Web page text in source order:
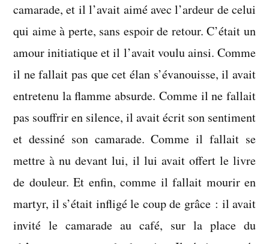
camarade, et il l’avait aimé avec l’ardeur de celui
qui aime à perte, sans espoir de retour. C’était un
amour initiatique et il l’avait voulu ainsi. Comme
il ne fallait pas que cet élan s’évanouisse, il avait
entretenu la flamme absurde. Comme il ne fallait
pas souffrir en silence, il avait écrit son sentiment
et dessiné son camarade. Comme il fallait se
mettre à nu devant lui, il lui avait offert le livre
de douleur. Et enfin, comme il fallait mourir en
martyr, il s’était infligé le coup de grâce : il avait
invité le camarade au café, sur la place du